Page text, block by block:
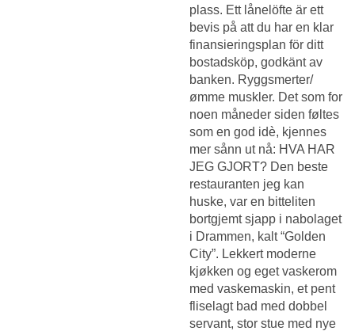
plass. Ett lånelöfte är ett
bevis på att du har en klar
finansieringsplan för ditt
bostadsköp, godkänt av
banken. Ryggsmerter/
ømme muskler. Det som for
noen måneder siden føltes
som en god idè, kjennes
mer sånn ut nå: HVA HAR
JEG GJORT? Den beste
restauranten jeg kan
huske, var en bitteliten
bortgjemt sjapp i nabolaget
i Drammen, kalt “Golden
City”. Lekkert moderne
kjøkken og eget vaskerom
med vaskemaskin, et pent
fliselagt bad med dobbel
servant, stor stue med nye